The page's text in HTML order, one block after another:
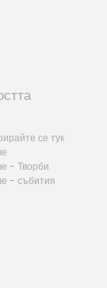
се тук
- Творби
- събития